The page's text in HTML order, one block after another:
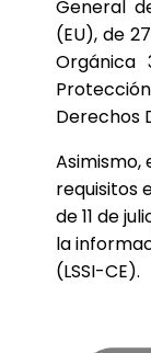
General
(EU), de
Orgánica
Derechos
requisitos
de 11 de
la
(LSSI-CE).